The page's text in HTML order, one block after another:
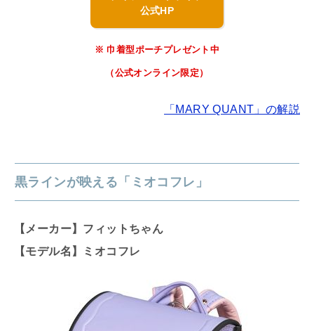
公式HP
※ 巾着型ポーチプレゼント中
（公式オンライン限定）
「MARY QUANT」の解説
黒ラインが映える「ミオコフレ」
【メーカー】フィットちゃん
【モデル名】ミオコフレ